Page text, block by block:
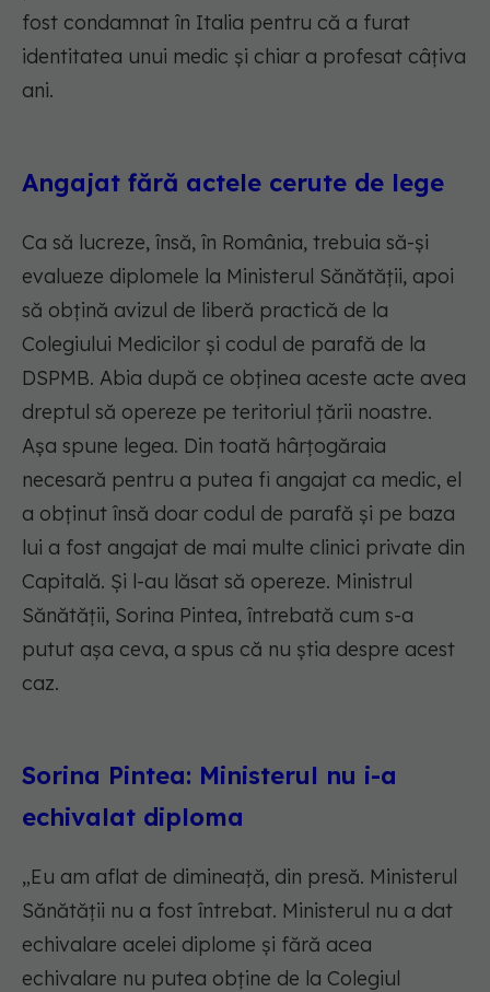
fost condamnat în Italia pentru că a furat
identitatea unui medic și chiar a profesat câțiva
ani.
Angajat fără actele cerute de lege
Ca să lucreze, însă, în România, trebuia să-și
evalueze diplomele la Ministerul Sănătății, apoi
să obțină avizul de liberă practică de la
Colegiului Medicilor și codul de parafă de la
DSPMB. Abia după ce obținea aceste acte avea
dreptul să opereze pe teritoriul țării noastre.
Așa spune legea. Din toată hârțogăraia
necesară pentru a putea fi angajat ca medic, el
a obținut însă doar codul de parafă și pe baza
lui a fost angajat de mai multe clinici private din
Capitală. Și l-au lăsat să opereze. Ministrul
Sănătății, Sorina Pintea, întrebată cum s-a
putut așa ceva, a spus că nu știa despre acest
caz.
Sorina Pintea: Ministerul nu i-a
echivalat diploma
„Eu am aflat de dimineață, din presă. Ministerul
Sănătății nu a fost întrebat. Ministerul nu a dat
echivalare acelei diplome și fără acea
echivalare nu putea obține de la Colegiul